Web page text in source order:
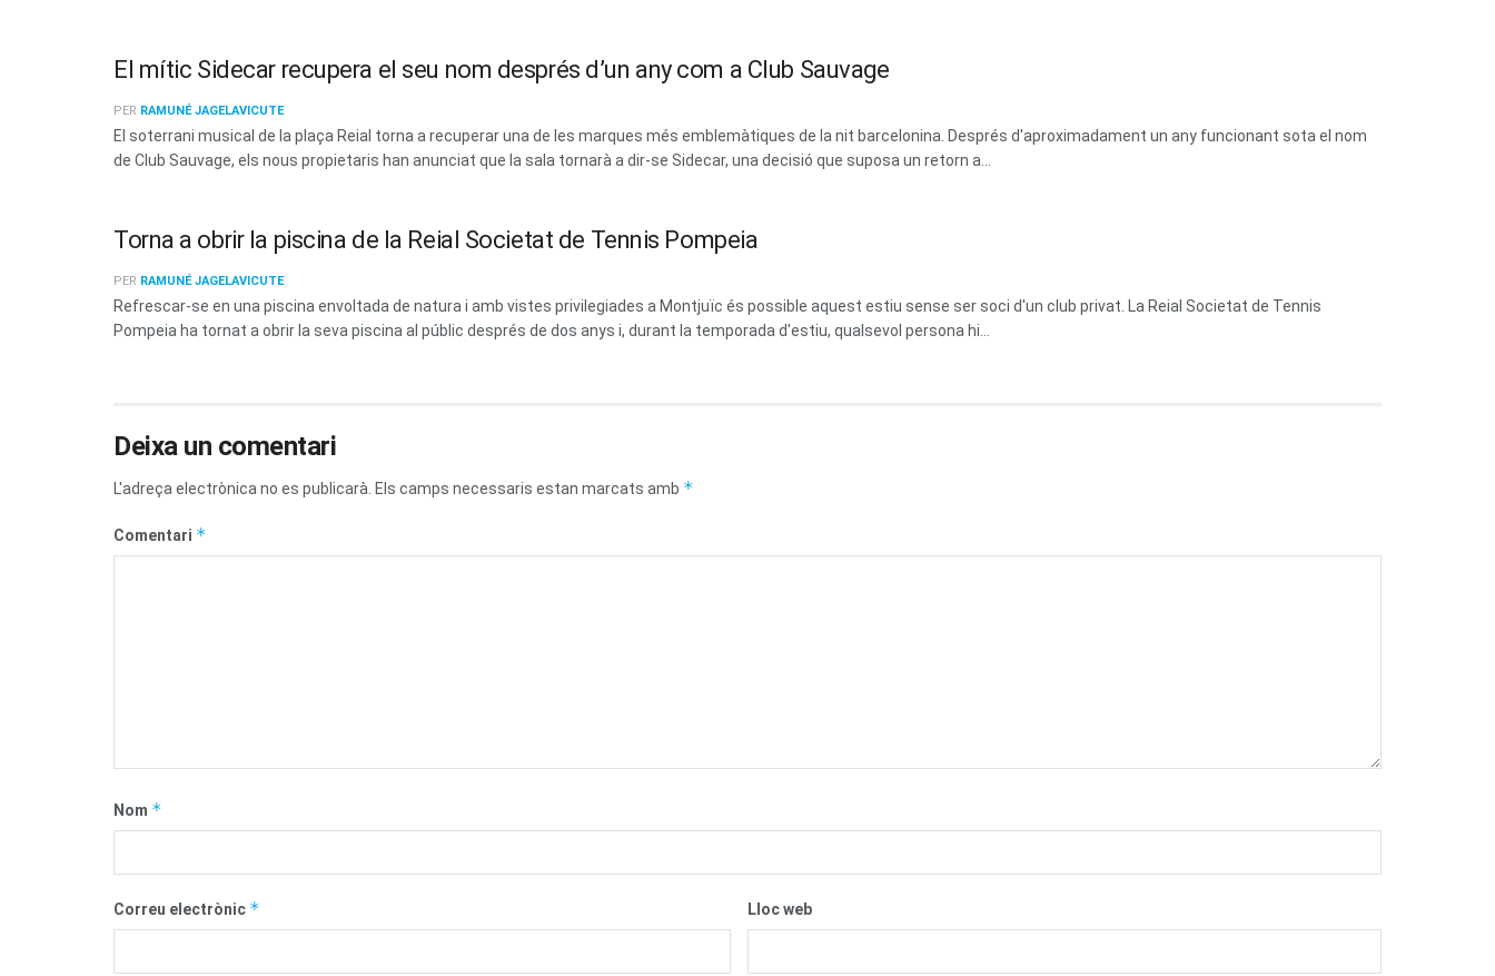
El mític Sidecar recupera el seu nom després d’un any com a Club Sauvage
PER RAMUNÉ JAGELAVICUTE
El soterrani musical de la plaça Reial torna a recuperar una de les marques més emblemàtiques de la nit barcelonina. Després d'aproximadament un any funcionant sota el nom
de Club Sauvage, els nous propietaris han anunciat que la sala tornarà a dir-se Sidecar, una decisió que suposa un retorn a...
Torna a obrir la piscina de la Reial Societat de Tennis Pompeia
PER RAMUNÉ JAGELAVICUTE
Refrescar-se en una piscina envoltada de natura i amb vistes privilegiades a Montjuïc és possible aquest estiu sense ser soci d'un club privat. La Reial Societat de Tennis
Pompeia ha tornat a obrir la seva piscina al públic després de dos anys i, durant la temporada d'estiu, qualsevol persona hi...
Deixa un comentari
L'adreça electrònica no es publicarà. Els camps necessaris estan marcats amb *
Comentari *
Nom *
Correu electrònic * Lloc web